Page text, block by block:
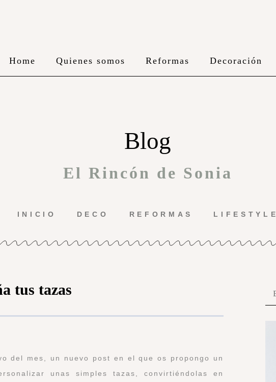
Home Quienes somos Reformas Decoración
Blog
El Rincón de Sonia
INICIO DECO REFORMAS LIFESTYLE
tus tazas
del mes, un nuevo post en el que os propongo un
unas simples tazas, convirtiéndolas en